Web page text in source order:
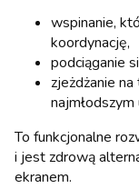
wspinanie,
koordynację,
podciąganie
zjeżdżanie
To funkcjonalne
i jest zdrową
ekranem.